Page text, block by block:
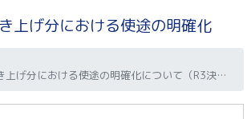
上げ分における使途の明確化
げ分における使途の明確化について（R3決算）